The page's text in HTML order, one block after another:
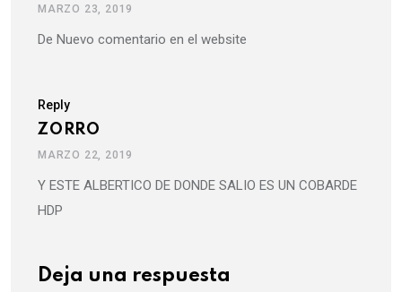
MARZO 23, 2019
De Nuevo comentario en el website
Reply
ZORRO
MARZO 22, 2019
Y ESTE ALBERTICO DE DONDE SALIO ES UN COBARDE
HDP
Deja una respuesta